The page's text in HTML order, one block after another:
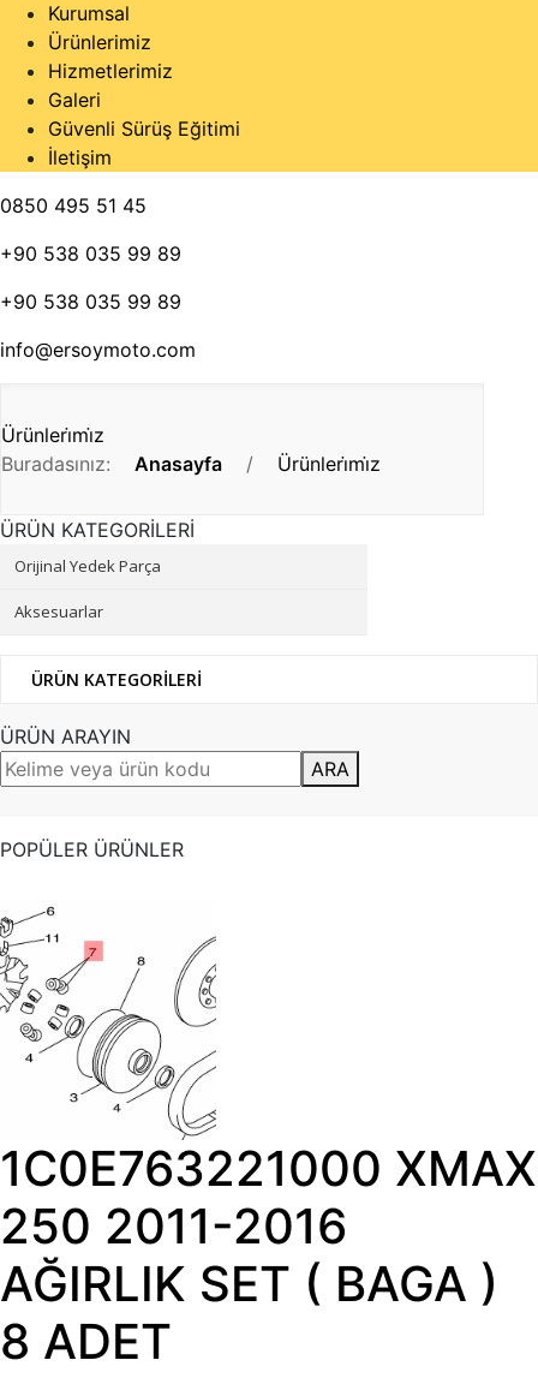
Kurumsal
Ürünlerimiz
Hizmetlerimiz
Galeri
Güvenli Sürüş Eğitimi
İletişim
0850 495 51 45
+90 538 035 99 89
+90 538 035 99 89
info@ersoymoto.com
Ürünleri̇mi̇z
Buradasınız:
Anasayfa / Ürünleri̇mi̇z
ÜRÜN KATEGORİLERİ
Orijinal Yedek Parça
Aksesuarlar
ÜRÜN KATEGORİLERİ
ÜRÜN ARAYIN
ARA
POPÜLER ÜRÜNLER
1C0E763221000 XMAX
250 2011-2016
AĞIRLIK SET ( BAGA )
8 ADET